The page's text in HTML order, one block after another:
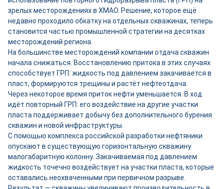
зрелых месторождениях в ХМАО. Решение, которое ещё
недавно проходило обкатку на отдельных скважинах, теперь
становится частью промышленной стратегии на десятках
месторождений региона.
На большинстве месторождений компании отдача скважин
начала снижаться. Восстановлению притока в этих случаях
способствует ГРП: жидкость под давлением закачивается в
пласт, формируются трещины и растёт нефтеотдача.
Через некоторое время приток нефти уменьшается. В ход
идёт повторный ГРП: его воздействие на другие участки
пласта поддерживает добычу без дополнительного бурения
скважин и новой инфраструктуры.
С помощью комплекса российской разработки нефтяники
опускают в существующую горизонтальную скважину
малогабаритную колонну. Закачиваемая под давлением
жидкость точечно воздействует на участки пласта, которые
оставались неохваченными при первичном разрыве.